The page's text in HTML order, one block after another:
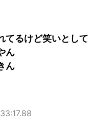
てるけど笑いとして
ん
ん